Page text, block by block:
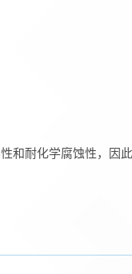
和耐化学腐蚀性，因